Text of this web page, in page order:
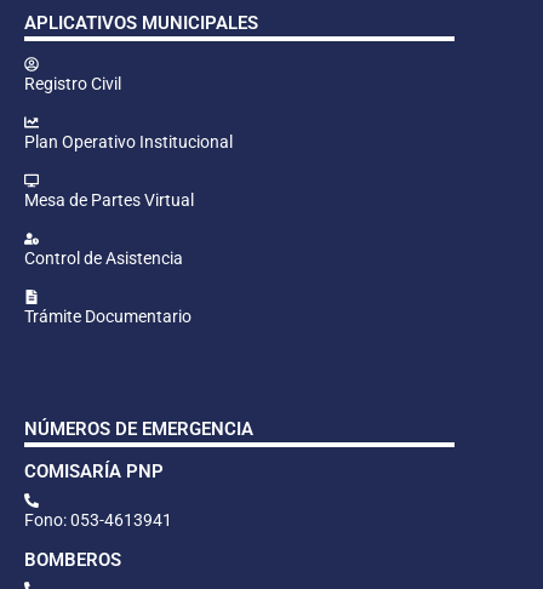
APLICATIVOS MUNICIPALES
Registro Civil
Plan Operativo Institucional
Mesa de Partes Virtual
Control de Asistencia
Trámite Documentario
NÚMEROS DE EMERGENCIA
COMISARÍA PNP
Fono: 053-4613941
BOMBEROS